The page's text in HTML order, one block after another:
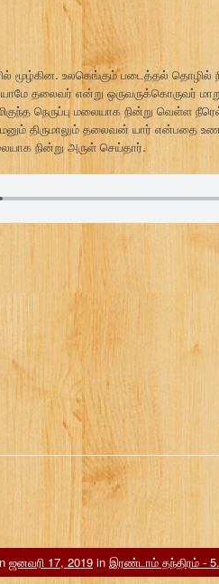
மூழ்கின. உலகெங்கும் படைத்தல் தொழில்
தலைவர் என்று ஒருவருக்கொருவர்
நெருப்பு மலையாக நின்று வெள்ள
திருமாலும் தலைவன் யார் என்பதை
நின்று அருள் செய்தார்.
ஜனவரி 17, 2019 in இரண்டாம் தந்திரம் -